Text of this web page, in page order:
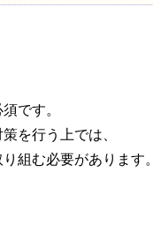
です。
を行う上では、
組む必要があります。